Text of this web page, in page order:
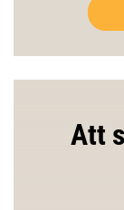
Att